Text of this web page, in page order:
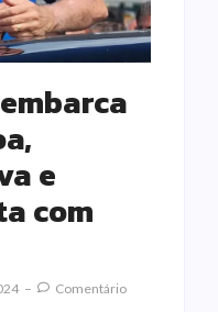
e
com
Comentário